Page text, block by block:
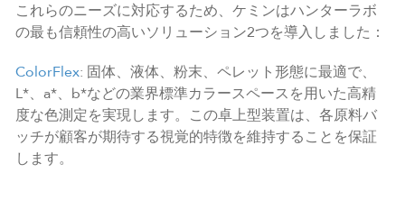
これらのニーズに対応するため、ケミンはハンターラボ
の最も信頼性の高いソリューション2つを導入しました：
ColorFlex: 固体、液体、粉末、ペレット形態に最適で、
L*、a*、b*などの業界標準カラースペースを用いた高精
度な色測定を実現します。この卓上型装置は、各原料バ
ッチが顧客が期待する視覚的特徴を維持することを保証
します。